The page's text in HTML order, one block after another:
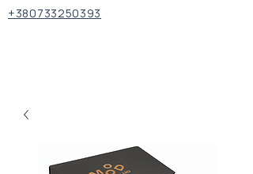
+380733250393